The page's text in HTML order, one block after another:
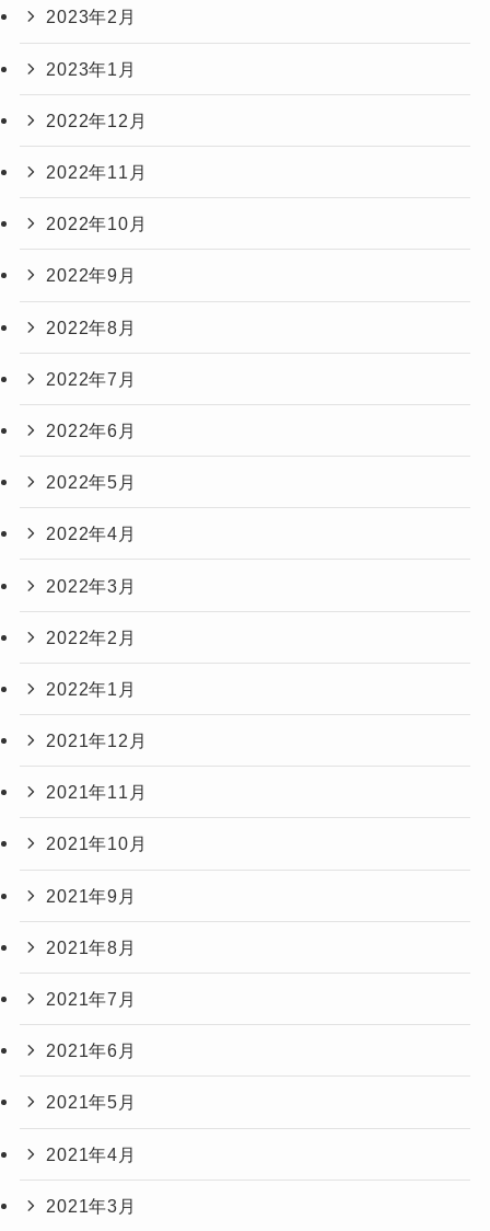
2023年2月
2023年1月
2022年12月
2022年11月
2022年10月
2022年9月
2022年8月
2022年7月
2022年6月
2022年5月
2022年4月
2022年3月
2022年2月
2022年1月
2021年12月
2021年11月
2021年10月
2021年9月
2021年8月
2021年7月
2021年6月
2021年5月
2021年4月
2021年3月